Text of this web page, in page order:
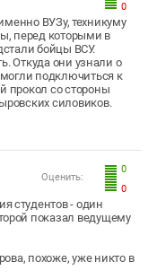
0
ВУЗу, техникуму
перед которыми в
бойцы ВСУ.
Откуда они узнали о
подключиться к
прокол со стороны
силовиков.
0
0
Оценить:
студентов - один
показал ведущему
похоже, уже никто в